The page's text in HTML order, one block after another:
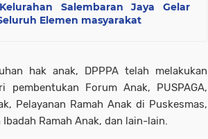
Salembaran Jaya Gelar
Elemen masyarakat
hak anak, DPPPA telah melakukan
pembentukan Forum Anak, PUSPAGA,
Pelayanan Ramah Anak di Puskesmas,
Ramah Anak, dan lain-lain.